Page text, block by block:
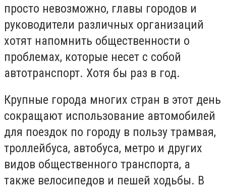
просто невозможно, главы городов и
руководители различных организаций
хотят напомнить общественности о
проблемах, которые несет с собой
автотранспорт. Хотя бы раз в год.
Крупные города многих стран в этот день
сокращают использование автомобилей
для поездок по городу в пользу трамвая,
троллейбуса, автобуса, метро и других
видов общественного транспорта, а
также велосипедов и пешей ходьбы. В